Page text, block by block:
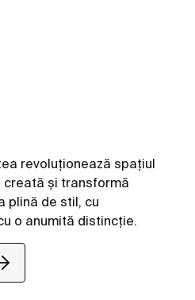
revoluţionează spaţiul
creată şi transformă
plină de stil, cu
o anumită distincţie.